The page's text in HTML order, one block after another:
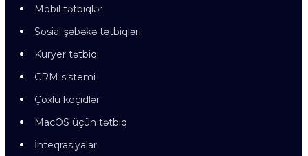
Mobil tətbiqlər
Sosial şəbəkə tətbiqləri
Kuryer tətbiqi
CRM sistemi
Çoxlu keçidlər
MacOS üçün tətbiq
İnteqrasiyalar